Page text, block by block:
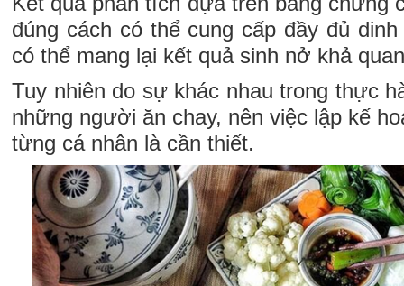
đúng cách có thể cung cấp đầy đủ
có thể mang lại kết quả sinh nở khả
Tuy nhiên do sự khác nhau trong thực
những người ăn chay, nên việc lập kế
từng cá nhân là cần thiết.